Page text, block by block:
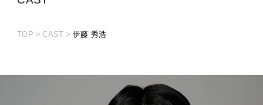
TOP CAST 伊藤 秀浩
PRICE
料金